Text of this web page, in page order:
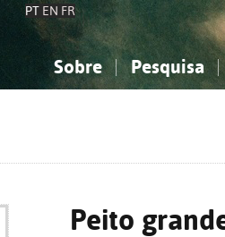
PT EN FR
Sobre Pesquisa
Peito